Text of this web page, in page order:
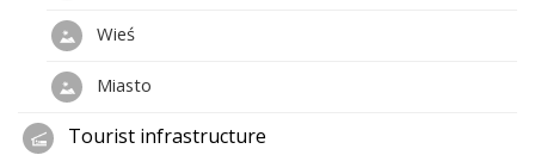
Wieś
Miasto
Tourist infrastructure